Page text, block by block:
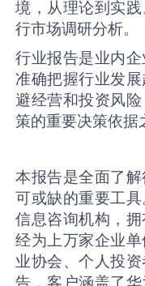
境，从理论到实
行市场调研分析。
行业报告是业内
准确把握行业发
避经营和投资风
策的重要决策依据
本报告是全面了
可或缺的重要工
信息咨询机构，
经为上万家企业
业协会、个人投
告，客户涵盖了